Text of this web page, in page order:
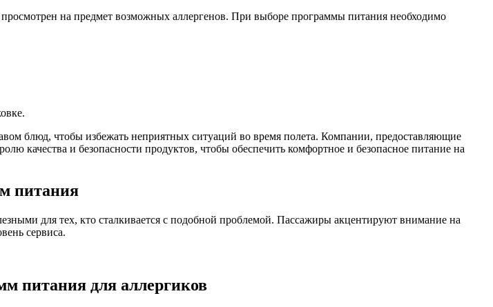
на предмет возможных аллергенов. При выборе программы питания необходимо
блюд, чтобы избежать неприятных ситуаций во время полета. Компании, предоставляющие
качества и безопасности продуктов, чтобы обеспечить комфортное и безопасное питание на
питания
для тех, кто сталкивается с подобной проблемой. Пассажиры акцентируют внимание на
сервиса.
питания для аллергиков